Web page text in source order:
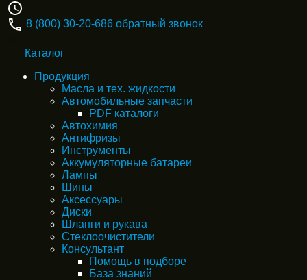
8 (800) 30-20-686 обратный звонок
Каталог
Продукция
Масла и тех. жидкости
Автомобильные запчасти
PDF каталоги
Автохимия
Антифризы
Инструменты
Аккумуляторные батареи
Лампы
Шины
Аксессуары
Диски
Шланги и рукава
Стеклоочистители
Консультант
Помощь в подборе
База знаний